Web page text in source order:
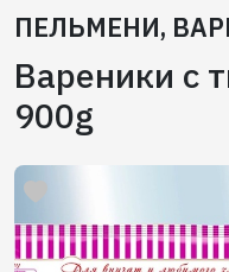
ПЕЛЬМЕНИ,
Вареники с
900g